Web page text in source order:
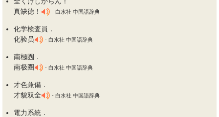
真缺德！
- 白水社 中国語辞典
化学検査員．
化验员
- 白水社 中国語辞典
南極圏．
南极圈
- 白水社 中国語辞典
才色兼備．
才貌双全
- 白水社 中国語辞典
電力系統．